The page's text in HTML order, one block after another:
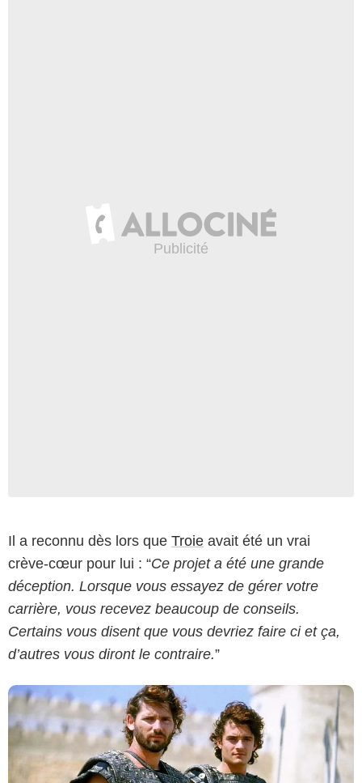
Il a reconnu dès lors que Troie avait été un vrai
crève-cœur pour lui : “Ce projet a été une grande
déception. Lorsque vous essayez de gérer votre
carrière, vous recevez beaucoup de conseils.
Certains vous disent que vous devriez faire ci et ça,
d’autres vous diront le contraire.”